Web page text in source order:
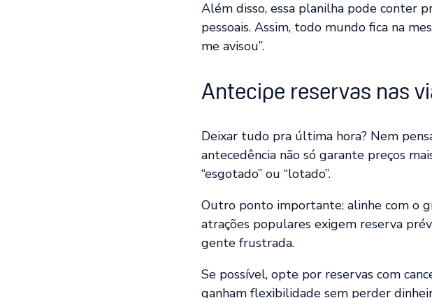
Além disso, essa planilha pode conter
pessoais. Assim, todo mundo fica na
me avisou”.
Antecipe reservas nas
Deixar tudo pra última hora? Nem
antecedência não só garante preços
“esgotado” ou “lotado”.
Outro ponto importante: alinhe com o
atrações populares exigem reserva
gente frustrada.
Se possível, opte por reservas com
ganham flexibilidade sem perder